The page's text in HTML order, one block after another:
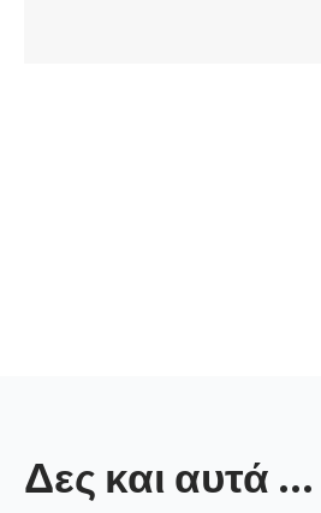
Δες και αυτά ...